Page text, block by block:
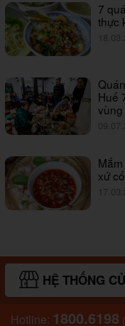
7
thực
Huế
xứ
HỆ THỐNG
Hotline: 1800.6198